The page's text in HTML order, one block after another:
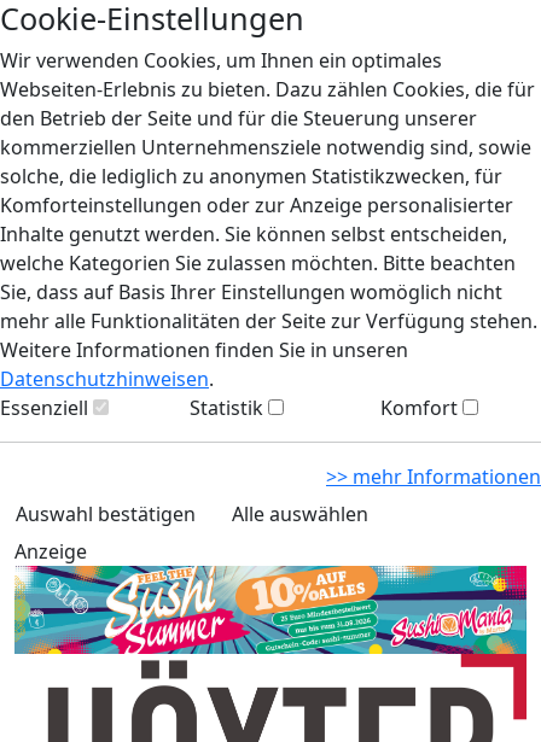
Cookie-Einstellungen
Wir verwenden Cookies, um Ihnen ein optimales
Webseiten-Erlebnis zu bieten. Dazu zählen Cookies, die für
den Betrieb der Seite und für die Steuerung unserer
kommerziellen Unternehmensziele notwendig sind, sowie
solche, die lediglich zu anonymen Statistikzwecken, für
Komforteinstellungen oder zur Anzeige personalisierter
Inhalte genutzt werden. Sie können selbst entscheiden,
welche Kategorien Sie zulassen möchten. Bitte beachten
Sie, dass auf Basis Ihrer Einstellungen womöglich nicht
mehr alle Funktionalitäten der Seite zur Verfügung stehen.
Weitere Informationen finden Sie in unseren
Datenschutzhinweisen.
Essenziell
Statistik Komfort
>> mehr Informationen
Auswahl bestätigen
Alle auswählen
Anzeige